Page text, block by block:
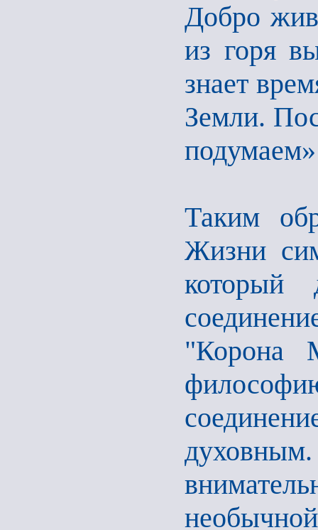
Добро
из горя
знает
Земли.
Таким
Жизни
который
"Корона